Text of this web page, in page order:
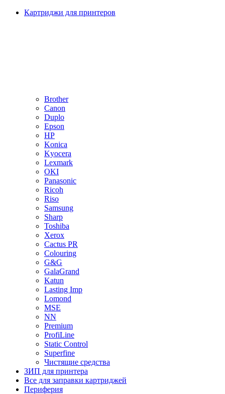
Картриджи для принтеров
Brother
Canon
Duplo
Epson
HP
Konica
Kyocera
Lexmark
OKI
Panasonic
Ricoh
Riso
Samsung
Sharp
Toshiba
Xerox
Cactus PR
Colouring
G&G
GalaGrand
Katun
Lasting Imp
Lomond
MSE
NN
Premium
ProfiLine
Static Control
Superfine
Чистящие средства
ЗИП для принтера
Все для заправки картриджей
Периферия